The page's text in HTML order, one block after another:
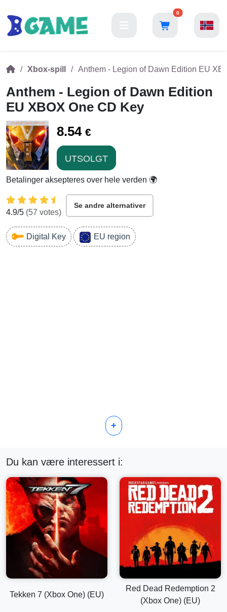
0
Xbox-spill Anthem - Legion of Dawn Edition EU
Anthem - Legion of Dawn Edition
EU XBOX One CD Key
8.54 €
UTSOLGT
Betalinger aksepteres over hele verden 🌍
4.9/5 (57 votes)
Se andre alternativer
Digital Key EU region
+
Du kan være interessert i:
Tekken 7 (Xbox One) (EU)
Red Dead Redemption 2
(Xbox One) (EU)